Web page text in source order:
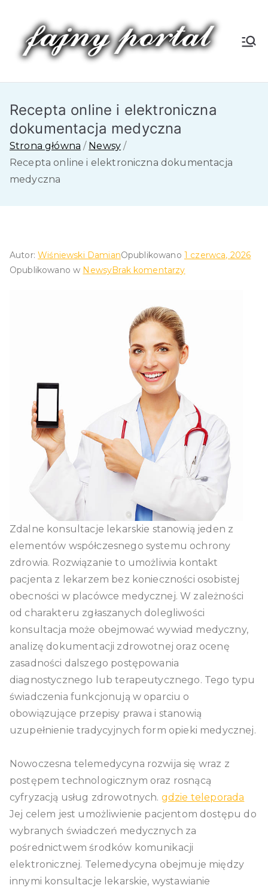
treści
Fa
jn
Recepta online i elektroniczna
dokumentacja medyczna
Strona główna
Newsy
Recepta online i elektroniczna dokumentacja
medyczna
Autor:Wiśniewski DamianOpublikowano 1 czerwca, 2026
Opublikowano w NewsyBrak komentarzydo
elektroniczna
dokumentacja
medyczna
Zdalne konsultacje lekarskie stanowią jeden z
elementów współczesnego systemu ochrony
zdrowia. Rozwiązanie to umożliwia kontakt
pacjenta z lekarzem bez konieczności osobistej
obecności w placówce medycznej. W zależności
od charakteru zgłaszanych dolegliwości
konsultacja może obejmować wywiad medyczny,
analizę dokumentacji zdrowotnej oraz ocenę
zasadności dalszego postępowania
diagnostycznego lub terapeutycznego. Tego typu
świadczenia funkcjonują w oparciu o
obowiązujące przepisy prawa i stanowią
uzupełnienie tradycyjnych form opieki medycznej.
Nowoczesna telemedycyna rozwija się wraz z
postępem technologicznym oraz rosnącą
cyfryzacją usług zdrowotnych. gdzie teleporada
Jej celem jest umożliwienie pacjentom dostępu do
wybranych świadczeń medycznych za
pośrednictwem środków komunikacji
elektronicznej. Telemedycyna obejmuje między
innymi konsultacje lekarskie, wystawianie